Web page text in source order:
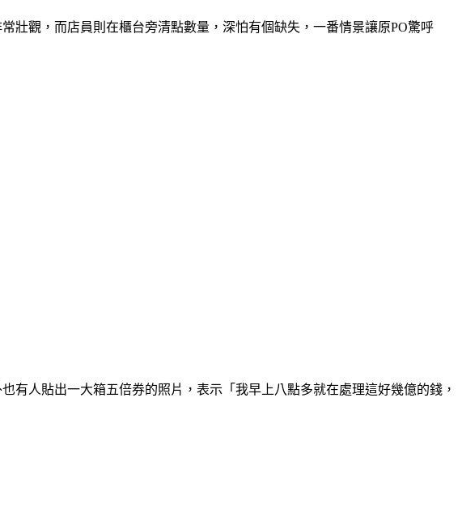
壯觀，而店員則在櫃台旁清點數量，深怕有個缺失，一番情景讓原PO驚呼
人貼出一大箱五倍券的照片，表示「我早上八點多就在處理這好幾億的錢，